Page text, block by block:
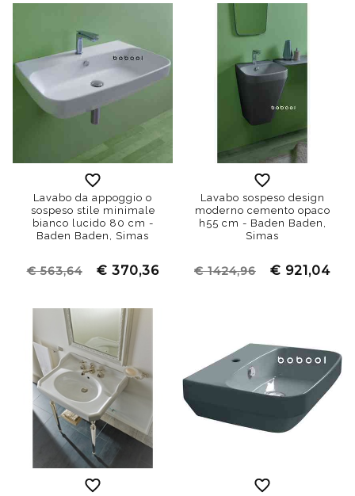
Lavabo da appoggio o
sospeso stile minimale
bianco lucido 80 cm -
Baden Baden, Simas
€ 563,64 € 370,36
Lavabo sospeso design
moderno cemento opaco
h55 cm - Baden Baden,
Simas
€ 1424,96 € 921,04